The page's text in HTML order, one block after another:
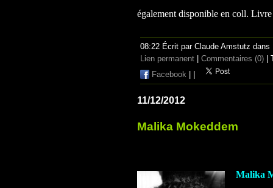
également disponible en coll.
08:22 Écrit par Claude Amstutz dans
Lien permanent
Commentaires (0) |
Facebook
11/12/2012
Malika Mokeddem
Malika